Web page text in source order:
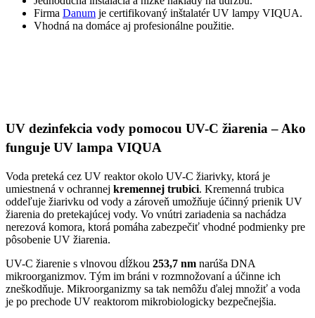
Firma Danum je certifikovaný inštalatér UV lampy VIQUA.
Vhodná na domáce aj profesionálne použitie.
UV dezinfekcia vody pomocou UV-C žiarenia – Ako
funguje UV lampa VIQUA
Voda preteká cez UV reaktor okolo UV-C žiarivky, ktorá je
umiestnená v ochrannej kremennej trubici. Kremenná trubica
oddeľuje žiarivku od vody a zároveň umožňuje účinný prienik UV
žiarenia do pretekajúcej vody. Vo vnútri zariadenia sa nachádza
nerezová komora, ktorá pomáha zabezpečiť vhodné podmienky pre
pôsobenie UV žiarenia.
UV-C žiarenie s vlnovou dĺžkou 253,7 nm narúša DNA
mikroorganizmov. Tým im bráni v rozmnožovaní a účinne ich
zneškodňuje. Mikroorganizmy sa tak nemôžu ďalej množiť a voda
je po prechode UV reaktorom mikrobiologicky bezpečnejšia.